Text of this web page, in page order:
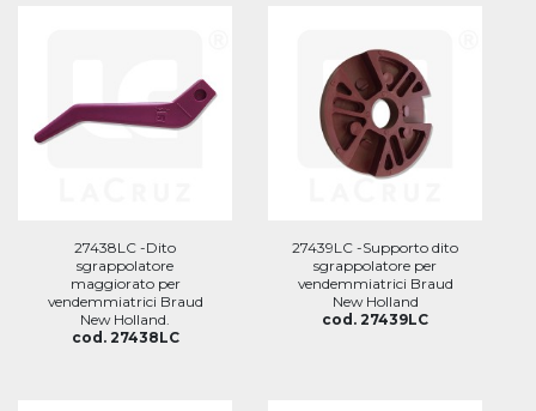
27438LC -Dito
sgrappolatore
maggiorato per
vendemmiatrici Braud
New Holland.
cod. 27438LC
27439LC -Supporto dito
sgrappolatore per
vendemmiatrici Braud
New Holland
cod. 27439LC